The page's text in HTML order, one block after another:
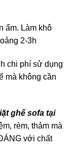
ẩm. Làm khô
2-3h
chi phí sử dụng
mà không cần
ghế sofa tại
rèm, thảm mà
với chất